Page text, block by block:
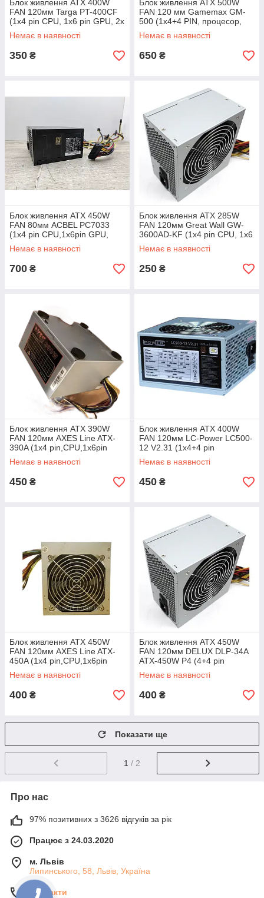
Блок живлення ATX 400W
FAN 120мм Targa PT-400CF
(1х4 pin CPU, 1x6 pin GPU, 2x
SATA, 4x MOLEX)
Немає в наявності
350 ₴
Блок живлення ATX 500W
FAN 120 мм Gamemax GM-
500 (1x4+4 PIN, процесор,
1x6pin GPU, 3xsata )
вживаний
Немає в наявності
650 ₴
Блок живлення ATX 450W
FAN 80мм ACBEL PC7033
(1х4 pin CPU,1x6pin GPU,
4xSATA) 80 PLUS Bronze
Немає в наявності
700 ₴
Блок живлення ATX 285W
FAN 120мм Great Wall GW-
3600AD-KF (1х4 pin CPU, 1x6
pin GPU, 2x SATA, 2x MOLEX)
бу
Немає в наявності
250 ₴
Блок живлення ATX 390W
FAN 120мм AXES Line ATX-
390A (1х4 pin,CPU,1x6pin
GPU,2xSATA) бу
Немає в наявності
450 ₴
Блок живлення ATX 400W
FAN 120мм LC-Power LC500-
12 V2.31 (1х4+4 pin
CPU,1x6pin GPU, 4xSATA) 80
PLUS Bronze
Немає в наявності
450 ₴
Блок живлення ATX 450W
FAN 120мм AXES Line ATX-
450A (1х4 pin,CPU,1x6pin
GPU,2xSATA) бу
Немає в наявності
400 ₴
Блок живлення ATX 450W
FAN 120мм DELUX DLP-34A
ATX-450W P4 (4+4 pin
CPU,1x6pin GPU, 2xSATA,
3xMolex) бв
Немає в наявності
400 ₴
Показати ще
1 / 2
Про нас
97% позитивних з 3626 відгуків за рік
Працює з 24.03.2020
м. Львів
Липинського, 58, Львів, Україна
Контакти